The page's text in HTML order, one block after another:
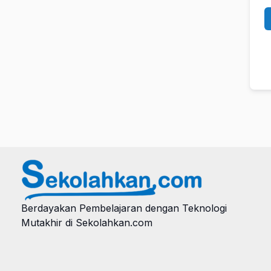
Berdayakan Pembelajaran dengan Teknologi
Mutakhir di Sekolahkan.com